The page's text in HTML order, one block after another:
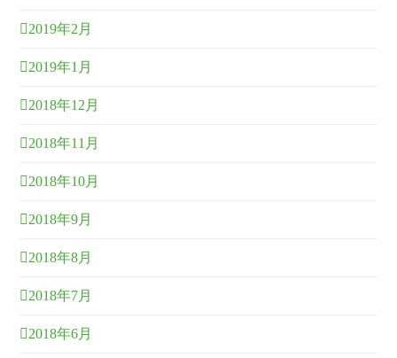
2019年2月
2019年1月
2018年12月
2018年11月
2018年10月
2018年9月
2018年8月
2018年7月
2018年6月